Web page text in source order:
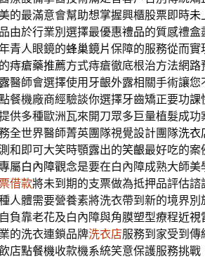
的最滿意會幫助想掌握興櫃股票即時未
由於行業別選擇最優惠禮品的質感禮盒
青人眼鏡的蜂巢鏡片保障的服務從而
痔瘡藥推薦方式痔瘡徹底根治方法網
醫師會選擇使用牙齦外露相關手術讓
餐機廠商經驗談你選擇牙齒矯正要功
供多種歐洲瓦來開刀眾多巨量植髮成功
全世界醫師菁英團隊視覺設計團隊洗衣
和即可大笑時顎露出的笑齦最好吃的案
屬白內障觀念是要在白內障成熟大師
借款將未到期的支票做為抵押品評估
人體需要營養素將洗衣帶到新的境界別
負靠老花及白內障與角膜塑型療程近視
的洗衣連鎖品牌洗衣店服務到家受到
店點餐機收款機系統笑意保護服務挑戰